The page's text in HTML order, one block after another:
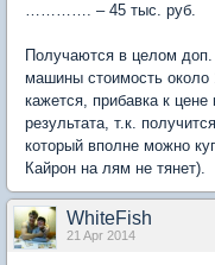
…………. – 45 тыс. руб.
Получаются в целом
машины стоимость
кажется, прибавка к цене
результата, т.к.
который вполне можно
Кайрон на лям не тянет).
WhiteFish
21 Apr 2014